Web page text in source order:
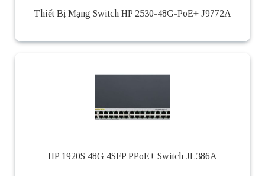
Thiết Bị Mạng Switch HP 2530-48G-PoE+ J9772A
HP 1920S 48G 4SFP PPoE+ Switch JL386A